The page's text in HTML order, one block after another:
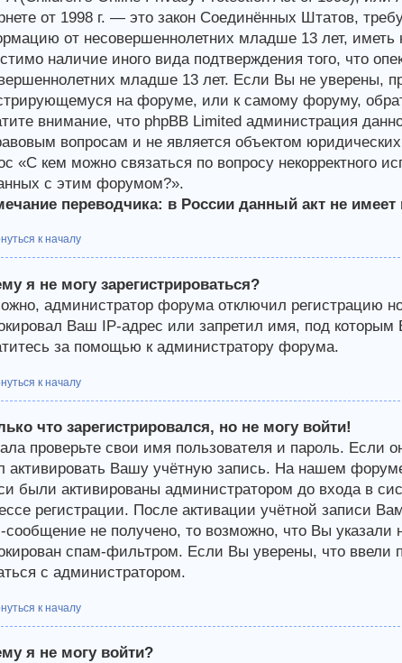
от 1998 г. — это закон Соединённых Штатов,
от несовершеннолетних младше 13 лет, иметь
наличие иного вида подтверждения того, что
младше 13 лет. Если Вы не уверены,
на форуме, или к самому форуму,
внимание, что phpBB Limited администрация
вопросам и не является объектом
«С кем можно связаться по вопросу некорректного
с этим форумом?».
переводчика: в России данный акт не
к началу
я не могу зарегистрироваться?
администратор форума отключил регистрацию
Ваш IP-адрес или запретил имя, под которым
за помощью к администратору форума.
к началу
что зарегистрировался, но не могу войти!
проверьте свои имя пользователя и пароль. Если
активировать Вашу учётную запись. На нашем
были активированы администратором до входа в
регистрации. После активации учётной записи
сообщение не получено, то возможно, что Вы указали
спам-фильтром. Если Вы уверены, что ввели
с администратором.
к началу
я не могу войти?